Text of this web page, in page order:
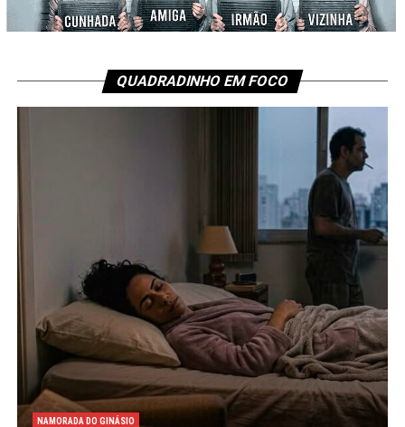
QUADRADINHO EM FOCO
NAMORADA DO GINÁSIO